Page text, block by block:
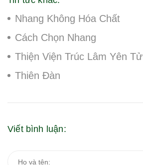
Nhang Không Hóa Chất
Cách Chọn Nhang
Thiện Viện Trúc Lâm Yên Tử
Thiên Đàn
Viết bình luận: